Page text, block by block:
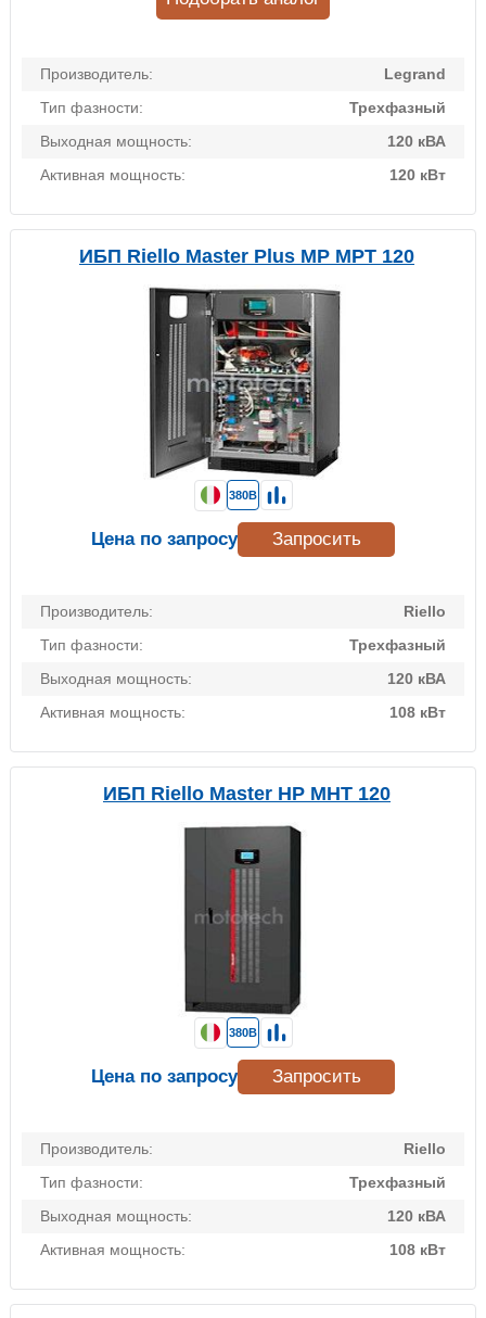
Производитель:
Legrand
Тип фазности:
Трехфазный
Выходная мощность:
120 кВА
Активная мощность:
120 кВт
ИБП Riello Master Plus MP MPT 120
Производитель:
Riello
Тип фазности:
Трехфазный
Выходная мощность:
120 кВА
Активная мощность:
108 кВт
380В
Цена по запросу Запросить
ИБП Riello Master HP MHT 120
Производитель:
Riello
Тип фазности:
Трехфазный
Выходная мощность:
120 кВА
Активная мощность:
108 кВт
380В
Цена по запросу Запросить